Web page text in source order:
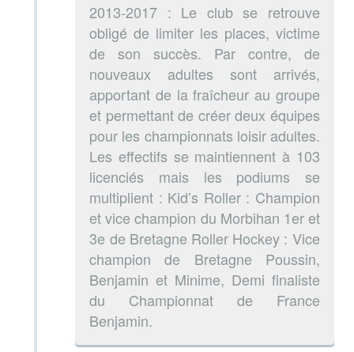
2013-2017 : Le club se retrouve
obligé de limiter les places, victime
de son succès. Par contre, de
nouveaux adultes sont arrivés,
apportant de la fraîcheur au groupe
et permettant de créer deux équipes
pour les championnats loisir adultes.
Les effectifs se maintiennent à 103
licenciés mais les podiums se
multiplient : Kid’s Roller : Champion
et vice champion du Morbihan 1er et
3e de Bretagne Roller Hockey : Vice
champion de Bretagne Poussin,
Benjamin et Minime, Demi finaliste
du Championnat de France
Benjamin.